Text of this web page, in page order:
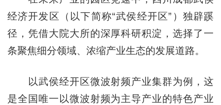
经济开发区（以下简称“武侯经开区”）独辟蹊
径，凭借大院大所的深厚科研积淀，选择了一
条聚焦细分领域、浓缩产业生态的发展道路。
以武侯经开区微波射频产业集群为例，这
是全国唯一以微波射频为主导产业的特色产业